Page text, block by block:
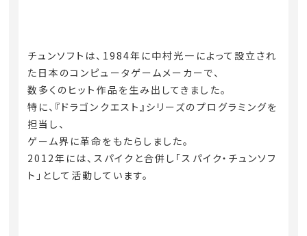
チュンソフトは、1984年に中村光一によって設立され
た日本のコンピュータゲームメーカーで、
数多くのヒット作品を生み出してきました。
特に、『ドラゴンクエスト』シリーズのプログラミングを
担当し、
ゲーム界に革命をもたらしました。
2012年には、スパイクと合併し「スパイク・チュンソフ
ト」として活動しています。